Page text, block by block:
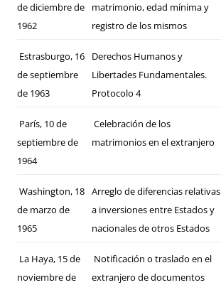
de diciembre de
1962
matrimonio, edad mínima y
registro de los mismos
Estrasburgo, 16
de septiembre
de 1963
Derechos Humanos y
Libertades Fundamentales.
Protocolo 4
París, 10 de
septiembre de
1964
Celebración de los
matrimonios en el extranjero
Washington, 18
de marzo de
1965
Arreglo de diferencias relativas
a inversiones entre Estados y
nacionales de otros Estados
La Haya, 15 de
noviembre de
Notificación o traslado en el
extranjero de documentos